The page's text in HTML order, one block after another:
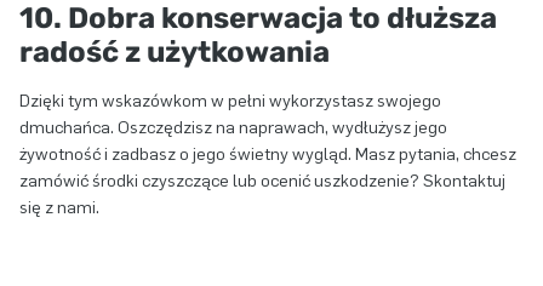
10. Dobra konserwacja to dłuższa
radość z użytkowania
Dzięki tym wskazówkom w pełni wykorzystasz swojego
dmuchańca. Oszczędzisz na naprawach, wydłużysz jego
żywotność i zadbasz o jego świetny wygląd. Masz pytania, chcesz
zamówić środki czyszczące lub ocenić uszkodzenie? Skontaktuj
się z nami.